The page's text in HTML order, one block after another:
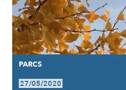
PARCS
27/05/2020